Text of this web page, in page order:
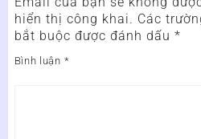
hiển thị công khai. Các
bắt buộc được đánh dấu *
Bình luận *